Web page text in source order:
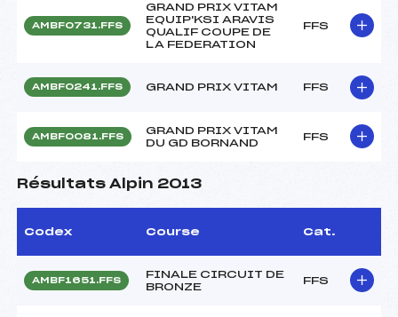
AMBF0731.FFS
GRAND PRIX VITAM
EQUIP'KSI ARAVIS
QUALIF COUPE DE
LA FEDERATION
FFS
AMBF0241.FFS GRAND PRIX VITAM FFS
AMBF0081.FFS
GRAND PRIX VITAM
DU GD BORNAND
FFS
Résultats Alpin 2013
Codex Course Cat.
AMBF1651.FFS
FINALE CIRCUIT DE
BRONZE
FFS